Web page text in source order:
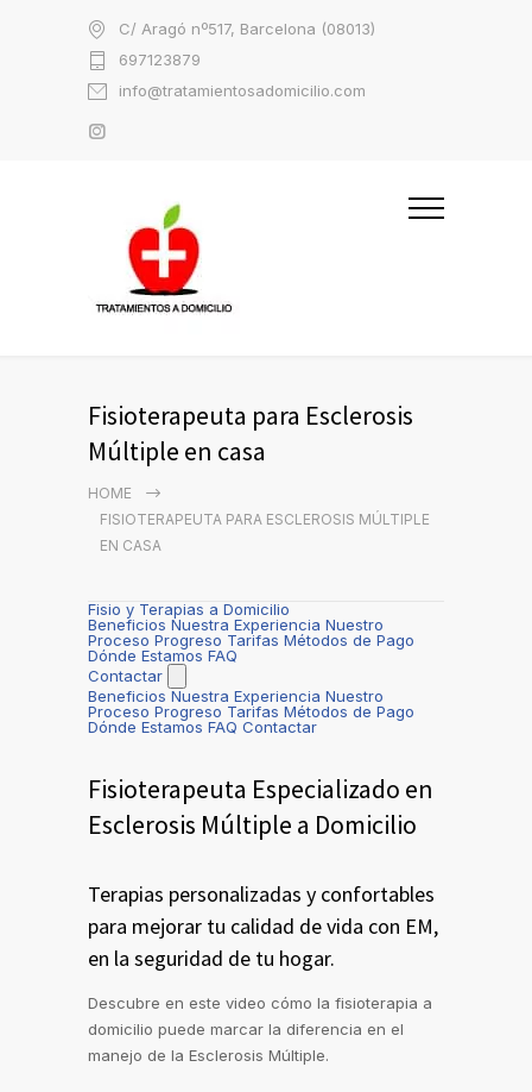
C/ Aragó nº517, Barcelona (08013)
697123879
info@tratamientosadomicilio.com
Fisioterapeuta para Esclerosis
Múltiple en casa
HOME
FISIOTERAPEUTA PARA ESCLEROSIS MÚLTIPLE
EN CASA
Fisio y Terapias a Domicilio
Beneficios Nuestra Experiencia Nuestro
Proceso Progreso Tarifas Métodos de Pago
Dónde Estamos FAQ
Contactar
Beneficios Nuestra Experiencia Nuestro
Proceso Progreso Tarifas Métodos de Pago
Dónde Estamos FAQ Contactar
Fisioterapeuta Especializado en
Esclerosis Múltiple a Domicilio
Terapias personalizadas y confortables
para mejorar tu calidad de vida con EM,
en la seguridad de tu hogar.
Descubre en este video cómo la fisioterapia a
domicilio puede marcar la diferencia en el
manejo de la Esclerosis Múltiple.